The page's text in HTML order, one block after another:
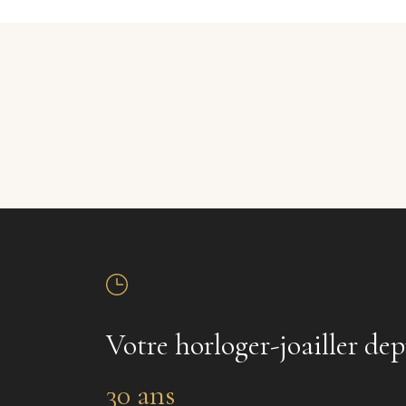
Votre horloger-joailler
30 ans